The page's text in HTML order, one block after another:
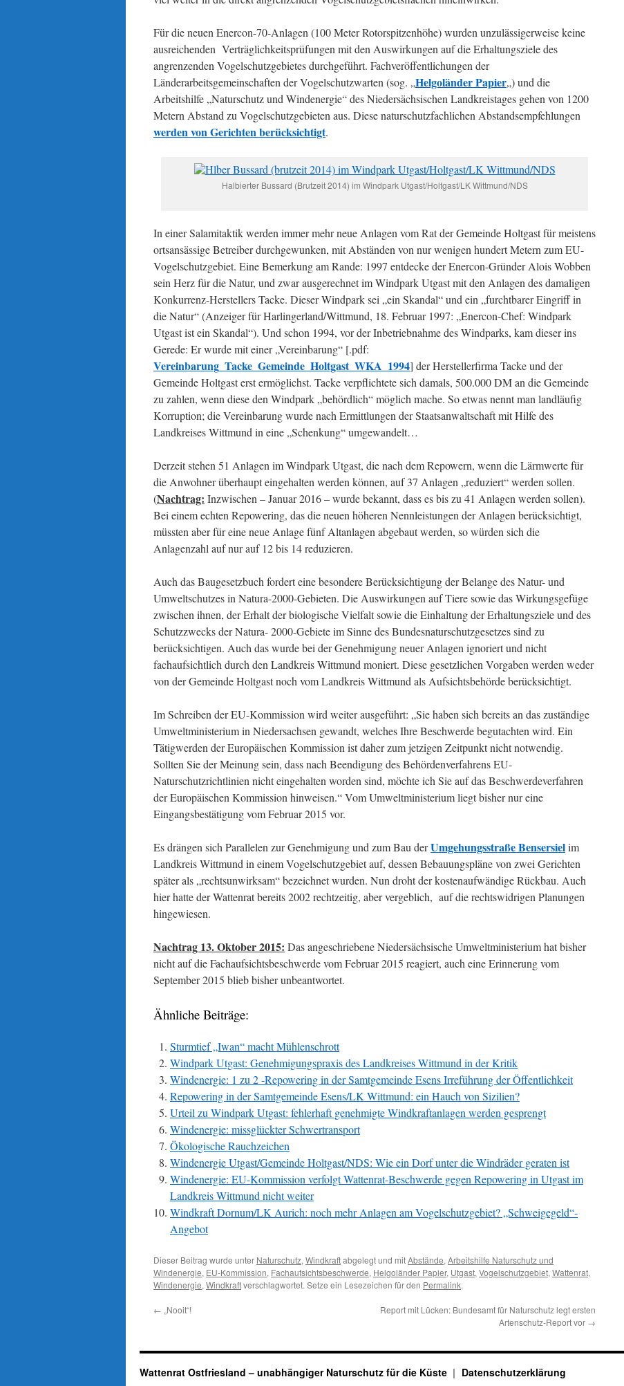
Für die neuen Enercon-70-Anlagen (100 Meter Rotorspitzenhöhe) wurden unzulässigerweise keine
ausreichenden Verträglichkeitsprüfungen mit den Auswirkungen auf die Erhaltungsziele des
angrenzenden Vogelschutzgebietes durchgeführt. Fachveröffentlichungen der
Länderarbeitsgemeinschaften der Vogelschutzwarten (sog. „Helgoländer Papier„) und die
Arbeitshilfe „Naturschutz und Windenergie“ des Niedersächsischen Landkreistages gehen von 1200
Metern Abstand zu Vogelschutzgebieten aus. Diese naturschutzfachlichen Abstandsempfehlungen
werden von Gerichten berücksichtigt.
Halbierter Bussard (Brutzeit 2014) im Windpark Utgast/Holtgast/LK Wittmund/NDS
In einer Salamitaktik werden immer mehr neue Anlagen vom Rat der Gemeinde Holtgast für meistens
ortsansässige Betreiber durchgewunken, mit Abständen von nur wenigen hundert Metern zum EU-
Vogelschutzgebiet. Eine Bemerkung am Rande: 1997 entdecke der Enercon-Gründer Alois Wobben
sein Herz für die Natur, und zwar ausgerechnet im Windpark Utgast mit den Anlagen des damaligen
Konkurrenz-Herstellers Tacke. Dieser Windpark sei „ein Skandal“ und ein „furchtbarer Eingriff in
die Natur“ (Anzeiger für Harlingerland/Wittmund, 18. Februar 1997: „Enercon-Chef: Windpark
Utgast ist ein Skandal“). Und schon 1994, vor der Inbetriebnahme des Windparks, kam dieser ins
Gerede: Er wurde mit einer „Vereinbarung“ [.pdf:
Vereinbarung_Tacke_Gemeinde_Holtgast_WKA_1994] der Herstellerfirma Tacke und der
Gemeinde Holtgast erst ermöglichst. Tacke verpflichtete sich damals, 500.000 DM an die Gemeinde
zu zahlen, wenn diese den Windpark „behördlich“ möglich mache. So etwas nennt man landläufig
Korruption; die Vereinbarung wurde nach Ermittlungen der Staatsanwaltschaft mit Hilfe des
Landkreises Wittmund in eine „Schenkung“ umgewandelt…
Derzeit stehen 51 Anlagen im Windpark Utgast, die nach dem Repowern, wenn die Lärmwerte für
die Anwohner überhaupt eingehalten werden können, auf 37 Anlagen „reduziert“ werden sollen.
(Nachtrag: Inzwischen – Januar 2016 – wurde bekannt, dass es bis zu 41 Anlagen werden sollen).
Bei einem echten Repowering, das die neuen höheren Nennleistungen der Anlagen berücksichtigt,
müssten aber für eine neue Anlage fünf Altanlagen abgebaut werden, so würden sich die
Anlagenzahl auf nur auf 12 bis 14 reduzieren.
Auch das Baugesetzbuch fordert eine besondere Berücksichtigung der Belange des Natur- und
Umweltschutzes in Natura-2000-Gebieten. Die Auswirkungen auf Tiere sowie das Wirkungsgefüge
zwischen ihnen, der Erhalt der biologische Vielfalt sowie die Einhaltung der Erhaltungsziele und des
Schutzzwecks der Natura- 2000-Gebiete im Sinne des Bundesnaturschutzgesetzes sind zu
berücksichtigen. Auch das wurde bei der Genehmigung neuer Anlagen ignoriert und nicht
fachaufsichtlich durch den Landkreis Wittmund moniert. Diese gesetzlichen Vorgaben werden weder
von der Gemeinde Holtgast noch vom Landkreis Wittmund als Aufsichtsbehörde berücksichtigt.
Im Schreiben der EU-Kommission wird weiter ausgeführt: „Sie haben sich bereits an das zuständige
Umweltministerium in Niedersachsen gewandt, welches Ihre Beschwerde begutachten wird. Ein
Tätigwerden der Europäischen Kommission ist daher zum jetzigen Zeitpunkt nicht notwendig.
Sollten Sie der Meinung sein, dass nach Beendigung des Behördenverfahrens EU-
Naturschutzrichtlinien nicht eingehalten worden sind, möchte ich Sie auf das Beschwerdeverfahren
der Europäischen Kommission hinweisen.“ Vom Umweltministerium liegt bisher nur eine
Eingangsbestätigung vom Februar 2015 vor.
Es drängen sich Parallelen zur Genehmigung und zum Bau derUmgehungsstraße Bensersielim
Landkreis Wittmund in einem Vogelschutzgebiet auf, dessen Bebauungspläne von zwei Gerichten
später als „rechtsunwirksam“ bezeichnet wurden. Nun droht der kostenaufwändige Rückbau. Auch
hier hatte der Wattenrat bereits 2002 rechtzeitig, aber vergeblich, auf die rechtswidrigen Planungen
hingewiesen.
Nachtrag 13. Oktober 2015: Das angeschriebene Niedersächsische Umweltministerium hat bisher
nicht auf die Fachaufsichtsbeschwerde vom Februar 2015 reagiert, auch eine Erinnerung vom
September 2015 blieb bisher unbeantwortet.
Ähnliche Beiträge:
Sturmtief „Iwan“ macht Mühlenschrott
Windpark Utgast: Genehmigungspraxis des Landkreises Wittmund in der Kritik
Windenergie: 1 zu 2 -Repowering in der Samtgemeinde Esens Irreführung der Öffentlichkeit
Repowering in der Samtgemeinde Esens/LK Wittmund: ein Hauch von Sizilien?
Urteil zu Windpark Utgast: fehlerhaft genehmigte Windkraftanlagen werden gesprengt
Windenergie: missglückter Schwertransport
Ökologische Rauchzeichen
Windenergie Utgast/Gemeinde Holtgast/NDS: Wie ein Dorf unter die Windräder geraten ist
Windenergie: EU-Kommission verfolgt Wattenrat-Beschwerde gegen Repowering in Utgast im
Landkreis Wittmund nicht weiter
Windkraft Dornum/LK Aurich: noch mehr Anlagen am Vogelschutzgebiet? „Schweigegeld“-
Angebot
Dieser Beitrag wurde unter Naturschutz, Windkraftabgelegt und mitAbstände, Arbeitshilfe Naturschutz und
Windenergie, EU-Kommission, Fachaufsichtsbeschwerde, Helgoländer Papier, Utgast, Vogelschutzgebiet, Wattenrat,
Windenergie, Windkraftverschlagwortet. Setze ein Lesezeichen für den Permalink.
← „Nooit“!
Report mit Lücken: Bundesamt für Naturschutz legt ersten
Artenschutz-Report vor →
Wattenrat Ostfriesland – unabhängiger Naturschutz für die Küste Datenschutzerklärung